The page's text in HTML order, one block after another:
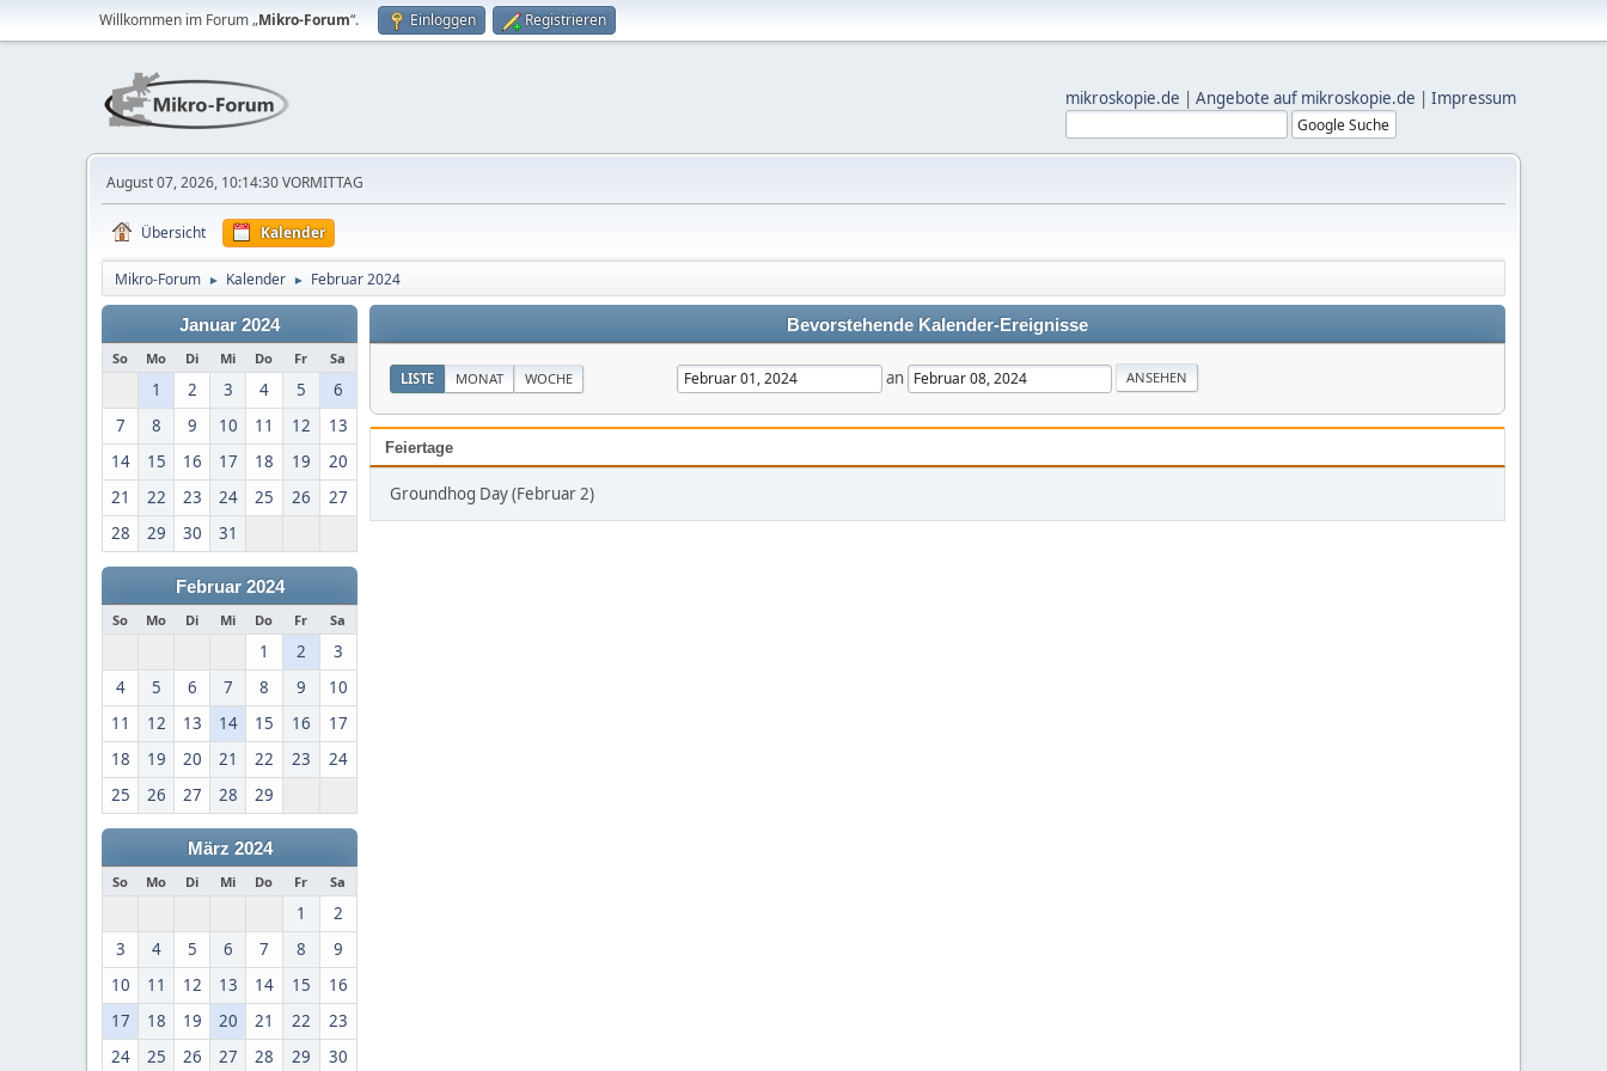
Willkommen im Forum „Mikro-Forum“. Einloggen Registrieren
mikroskopie.de | Angebote auf mikroskopie.de | Impressum
August 07, 2026, 10:14:30 VORMITTAG
Übersicht Kalender
Mikro-Forum ► Kalender ► Februar 2024
Januar 2024
So Mo Di Mi Do Fr Sa
1 2 3 4 5
6
7
8 9 10 11 12
13
14
15 16 17 18 19
20
21
22 23 24 25 26
27
28
29 30 31
Februar 2024
So Mo Di Mi Do Fr Sa
1 2
3
4
5 6 7 8 9
10
11
12 13 14 15 16
17
18
19 20 21 22 23
24
25
26 27 28 29
März 2024
So Mo Di Mi Do Fr Sa
1
2
3
4 5 6 7 8
9
10
11 12 13 14 15
16
17
18 19 20 21 22
23
24
25 26 27 28 29 30
Bevorstehende Kalender-Ereignisse
LISTE MONAT WOCHE an
Feiertage
Groundhog Day (Februar 2)